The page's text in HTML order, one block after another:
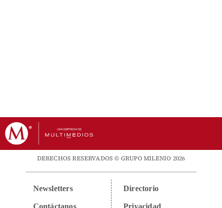
DERECHOS RESERVADOS © GRUPO MILENIO 2026
Newsletters
Contáctanos
Directorio
Privacidad